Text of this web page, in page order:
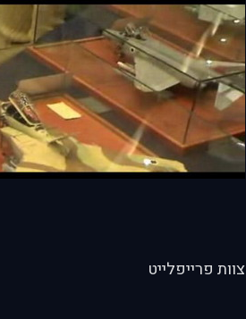
צוות פרייפלייט